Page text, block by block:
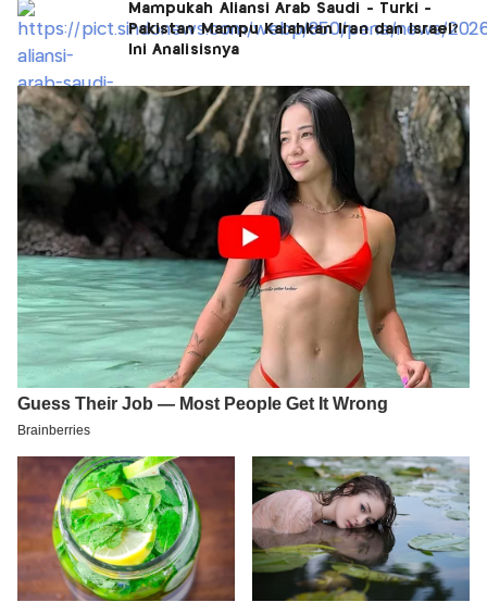
Mampukah Aliansi Arab Saudi - Turki -
Pakistan Mampu Kalahkan Iran dan Israel?
Ini Analisisnya